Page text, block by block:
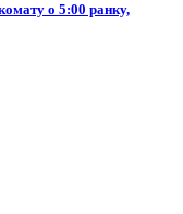
о 5:00 ранку,